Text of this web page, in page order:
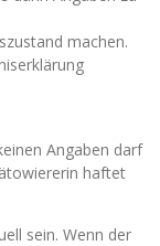
machen.
Angaben darf
haftet
sein. Wenn der